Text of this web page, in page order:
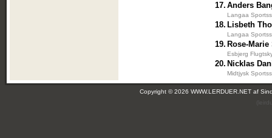
17. Anders
Langaa
18. Lisbeth
Langaa
19. Rose-
Esbjerg
20. Nicklas
Midtjysk
Copyright © 2026 WWW.LERDUER.NET af